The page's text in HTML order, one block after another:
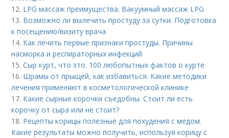
12. LPG массаж преимущества. Вакуумный массаж LPG
13. Возможно ли вылечить простуду за сутки. Подготовка
к посещению/визиту врача
14. Как лечить первые признаки простуды. Причины
насморка и респираторных инфекций
15.Сыр курт, что это. 100 любопытных фактов о курте
16. Шрамы от прыщей, как избавиться. Какие методики
лечения применяют в косметологической клинике
17. Какие сырные корочки съедобны. Стоит ли есть
корочку от сыра или не стоит?
18. Рецепты корицы полезные для похудения с медом.
Какие результаты можно получить, используя корицу с